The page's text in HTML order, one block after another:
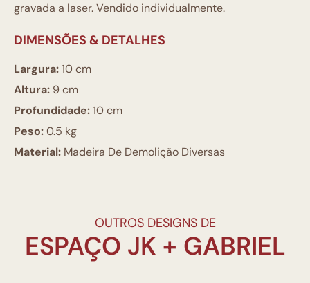
gravada a laser. Vendido individualmente.
DIMENSÕES & DETALHES
Largura:10 cm
Altura: 9 cm
Profundidade:10 cm
Peso:0.5 kg
Material: Madeira De Demolição Diversas
OUTROS DESIGNS DE